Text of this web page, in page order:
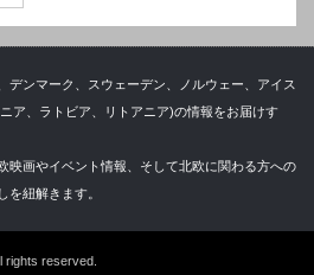
デンマーク、スウェーデン、ノルウェー、アイス
ア、ラトビア、リトアニア)の情報をお届けす
映画やイベント情報、そして北欧に関わる方への
を紐解きます。
rights reserved.